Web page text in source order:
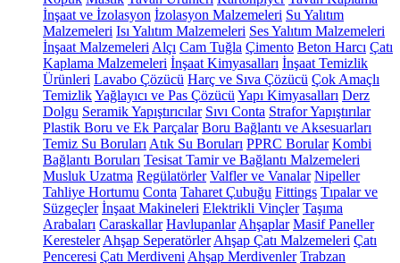
İnşaat ve İzolasyon İzolasyon Malzemeleri Su Yalıtım
Malzemeleri Isı Yalıtım Malzemeleri Ses Yalıtım Malzemeleri
İnşaat Malzemeleri Alçı Cam Tuğla Çimento Beton Harcı Çatı
Kaplama Malzemeleri İnşaat Kimyasalları İnşaat Temizlik
Ürünleri Lavabo Çözücü Harç ve Sıva Çözücü Çok Amaçlı
TemizlikYağlayıcı ve Pas Çözücü Yapı Kimyasalları Derz
Dolgu Seramik Yapıştırıcılar Sıvı Conta Strafor Yapıştırılar
Plastik Boru ve Ek Parçalar Boru Bağlantı ve Aksesuarları
Temiz Su Boruları Atık Su Boruları PPRC Borular Kombi
Bağlantı Boruları Tesisat Tamir ve Bağlantı Malzemeleri
Musluk Uzatma Regülatörler Valfler ve Vanalar Nipeller
Tahliye Hortumu Conta Taharet Çubuğu Fittings Tıpalar ve
Süzgeçler İnşaat Makineleri Elektrikli Vinçler Taşıma
Arabaları Caraskallar Havlupanlar Ahşaplar Masif Paneller
Keresteler Ahşap Seperatörler Ahşap Çatı Malzemeleri Çatı
Penceresi Çatı Merdiveni Ahşap Merdivenler Trabzan